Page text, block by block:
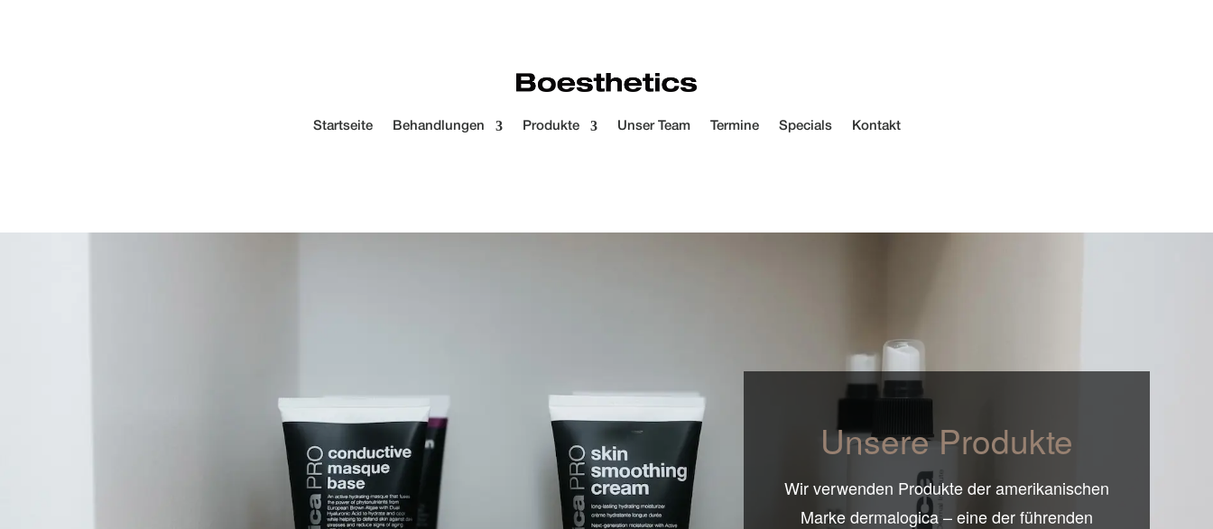
Startseite Behandlungen Produkte Unser Team Termine Specials Kontakt
Unsere Produkte
Wir verwenden Produkte der amerikanischen
Marke dermalogica – eine der führenden